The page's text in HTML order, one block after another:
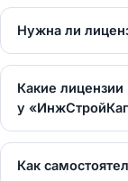
Нужна ли
Какие лицензии
у
Как